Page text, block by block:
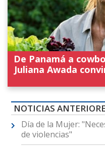
De Panamá a
Juliana Awada
NOTICIAS
Día de la Mujer:
de violencias"